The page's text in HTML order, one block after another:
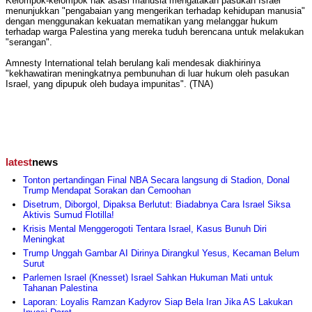
menunjukkan "pengabaian yang mengerikan terhadap kehidupan manusia"
dengan menggunakan kekuatan mematikan yang melanggar hukum
terhadap warga Palestina yang mereka tuduh berencana untuk melakukan
"serangan".
Amnesty International telah berulang kali mendesak diakhirinya
"kekhawatiran meningkatnya pembunuhan di luar hukum oleh pasukan
Israel, yang dipupuk oleh budaya impunitas". (TNA)
latestnews
Tonton pertandingan Final NBA Secara langsung di Stadion, Donal
Trump Mendapat Sorakan dan Cemoohan
Disetrum, Diborgol, Dipaksa Berlutut: Biadabnya Cara Israel Siksa
Aktivis Sumud Flotilla!
Krisis Mental Menggerogoti Tentara Israel, Kasus Bunuh Diri
Meningkat
Trump Unggah Gambar AI Dirinya Dirangkul Yesus, Kecaman Belum
Surut
Parlemen Israel (Knesset) Israel Sahkan Hukuman Mati untuk
Tahanan Palestina
Laporan: Loyalis Ramzan Kadyrov Siap Bela Iran Jika AS Lakukan